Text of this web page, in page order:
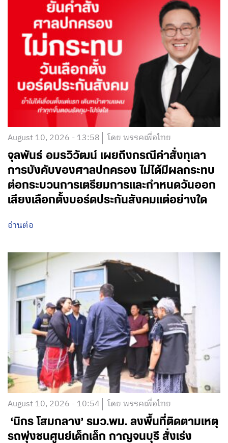
August 10, 2026 - 13:58 โดย พรรคเพื่อไทย
จุลพันธ์ อมรวิวัฒน์ เผยถึงกรณีคำสั่งทุเลา
การบังคับของศาลปกครอง ไม่ได้มีผลกระทบ
ต่อกระบวนการเตรียมการและกำหนดวันออก
เสียงเลือกตั้งบอร์ดประกันสังคมแต่อย่างใด
อ่านต่อ
August 10, 2026 - 10:54 โดย พรรคเพื่อไทย
‘นิกร โสมกลาง’ รมว.พม. ลงพื้นที่ติดตามเหตุ
รถพุ่งชนศูนย์เด็กเล็ก กาญจนบุรี สั่งเร่ง